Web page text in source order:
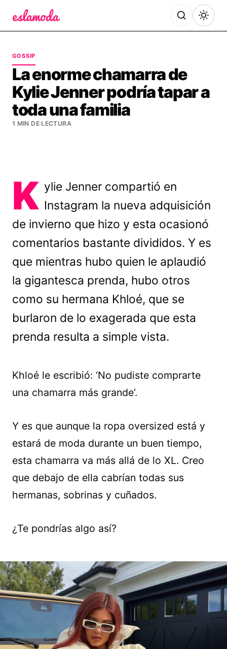
GOSSIP
La enorme chamarra de
Kylie Jenner podría tapar a
toda una familia
1 MIN DE LECTURA
K ylie Jenner compartió en
Instagram la nueva adquisición
de invierno que hizo y esta ocasionó
comentarios bastante divididos. Y es
que mientras hubo quien le aplaudió
la gigantesca prenda, hubo otros
como su hermana Khloé, que se
burlaron de lo exagerada que esta
prenda resulta a simple vista.
Khloé le escribió: ‘No pudiste comprarte
una chamarra más grande’.
Y es que aunque la ropa oversized está y
estará de moda durante un buen tiempo,
esta chamarra va más allá de lo XL. Creo
que debajo de ella cabrían todas sus
hermanas, sobrinas y cuñados.
¿Te pondrías algo así?